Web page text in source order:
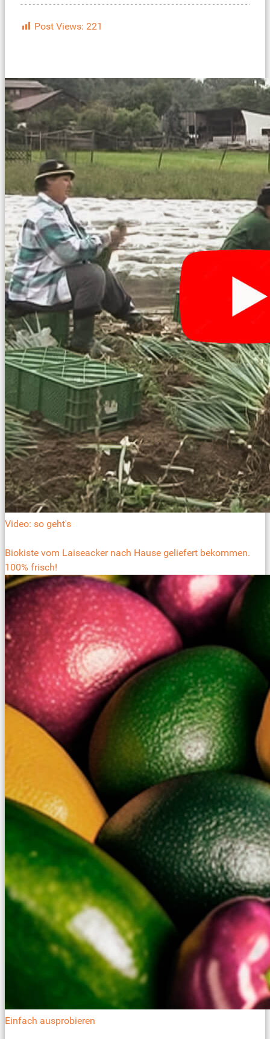
Post Views: 221
Video: so geht's
Biokiste vom Laiseacker nach Hause geliefert bekommen.
100% frisch!
Einfach ausprobieren